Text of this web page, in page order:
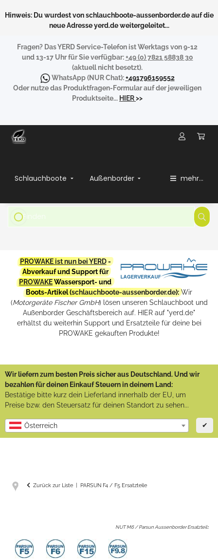
Hinweis: Du wurdest von schlauchboote-aussenborder.de auf die
neue Adresse yerd.de weitergeleitet...
Fragen? Das YERD Service-Telefon ist Werktags von 9-12
und 13-17 Uhr für Sie verfügbar:+49 (0) 7821 58838 30
(aktuell nicht besetzt).
WhatsApp(NUR Chat):+491796159552
Oder nutze das Produktfragen-Formular auf der jeweiligen
Produktseite... HIER>>
Schlauchboote Außenborder mehr...
PROWAKE ist nun bei YERD-
Abverkauf und Support für
PROWAKEWassersport- und
Boots-Artikel (schlauchboote-aussenborder.de): Wir
(Motorgeräte Fischer GmbH) lösen unseren Schlauchboot und
Außenborder Geschäftsbereich auf. HIER auf "yerd.de"
erhältst du weiterhin Support und Ersatzteile für deine bei
PROWAKE gekauften Produkte!
Wir liefern zum besten Preis sicher aus Deutschland. Und wir
bezahlen für deinen Einkauf Steuern in deinem Land:
Bestätige bitte kurz dein Lieferland innerhalb der EU, um
Preise bzw. den Steuersatz für deinen Standort zu sehen...
Österreich ✔
Zurück zur Liste PARSUN F4 / F5 Ersatzteile
NUT M6 / Parsun Aussenborder Ersatzteil: